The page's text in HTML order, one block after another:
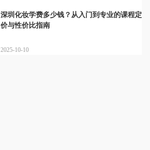
深圳化妆学费多少钱？从入门到专业的课程定
价与性价比指南
2025-10-10